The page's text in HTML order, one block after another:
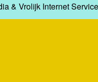
& Vrolijk Internet